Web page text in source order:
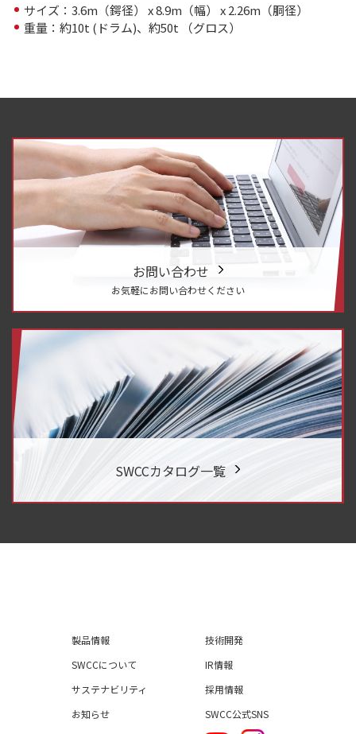
サイズ：3.6m（鍔径） x 8.9m（幅） x 2.26m（胴径）
重量：約10t (ドラム)、約50t （グロス）
お問い合わせ
お気軽にお問い合わせください
SWCCカタログ一覧
製品情報
技術開発
SWCCについて
IR情報
サステナビリティ
採用情報
お知らせ
SWCC公式SNS